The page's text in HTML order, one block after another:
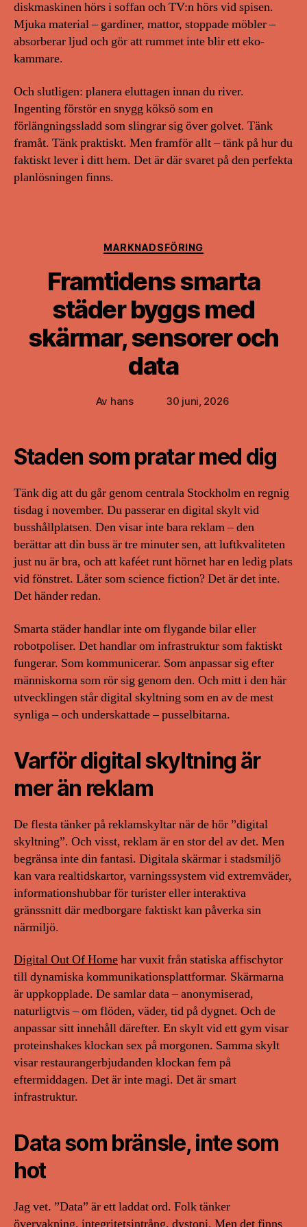
diskmaskinen hörs i soffan och TV:n hörs vid spisen.
Mjuka material – gardiner, mattor, stoppade möbler –
absorberar ljud och gör att rummet inte blir ett eko-
kammare.
Och slutligen: planera eluttagen innan du river.
Ingenting förstör en snygg köksö som en
förlängningssladd som slingrar sig över golvet. Tänk
framåt. Tänk praktiskt. Men framför allt – tänk på hur du
faktiskt lever i ditt hem. Det är där svaret på den perfekta
planlösningen finns.
Kategorier
MARKNADSFÖRING
Framtidens smarta
städer byggs med
skärmar, sensorer och
data
Inläggsförfattare
Av hans Inläggsdatum
30 juni, 2026
Staden som pratar med dig
Tänk dig att du går genom centrala Stockholm en regnig
tisdag i november. Du passerar en digital skylt vid
busshållplatsen. Den visar inte bara reklam – den
berättar att din buss är tre minuter sen, att luftkvaliteten
just nu är bra, och att kaféet runt hörnet har en ledig plats
vid fönstret. Låter som science fiction? Det är det inte.
Det händer redan.
Smarta städer handlar inte om flygande bilar eller
robotpoliser. Det handlar om infrastruktur som faktiskt
fungerar. Som kommunicerar. Som anpassar sig efter
människorna som rör sig genom den. Och mitt i den här
utvecklingen står digital skyltning som en av de mest
synliga – och underskattade – pusselbitarna.
Varför digital skyltning är
mer än reklam
De flesta tänker på reklamskyltar när de hör ”digital
skyltning”. Och visst, reklam är en stor del av det. Men
begränsa inte din fantasi. Digitala skärmar i stadsmiljö
kan vara realtidskartor, varningssystem vid extremväder,
informationshubbar för turister eller interaktiva
gränssnitt där medborgare faktiskt kan påverka sin
närmiljö.
Digital Out Of Homehar vuxit från statiska affischytor
till dynamiska kommunikationsplattformar. Skärmarna
är uppkopplade. De samlar data – anonymiserad,
naturligtvis – om flöden, väder, tid på dygnet. Och de
anpassar sitt innehåll därefter. En skylt vid ett gym visar
proteinshakes klockan sex på morgonen. Samma skylt
visar restaurangerbjudanden klockan fem på
eftermiddagen. Det är inte magi. Det är smart
infrastruktur.
Data som bränsle, inte som
hot
Jag vet. ”Data” är ett laddat ord. Folk tänker